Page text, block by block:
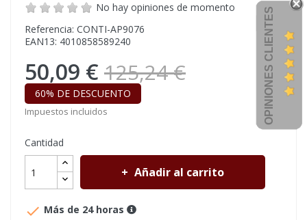
No hay opiniones de momento
Referencia: CONTI-AP9076
EAN13: 4010858589240
50,09 € 125,24 €
60% DE DESCUENTO
Impuestos incluidos
Cantidad
Añadir al carrito
 Más de 24 horas
OPINIONES CLIENTES